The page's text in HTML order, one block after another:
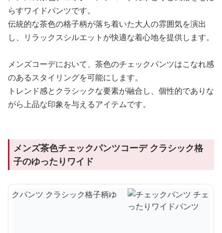
らすワイドパンツです。
伝統的な茶色の格子柄が落ち着いた大人の雰囲気を演出
し、リラックスシルエットが快適な着心地を提供します。
メンズコーデにおいて、茶色のチェックパンツはこなれ感
のあるスタイリングを可能にします。
トレンド感とクラシックな要素が融合し、個性的でありな
がら上品な印象を与えるアイテムです。
メンズ茶色チェックパンツコーデ クラシック格
子のゆったりワイド